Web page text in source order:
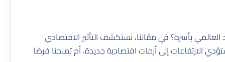
بأسره؟ في مقالنا، نستكشف التأثير الاقتصادي
الارتفاعات إلى أزمات اقتصادية جديدة، أم تمنحنا فرصًا